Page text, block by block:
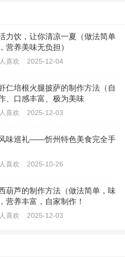
和少许的鸡精，拌匀。
上香油即可。
单，非常适合快节奏的生活
仅美味可口，而且营养丰富。
。
力饮，让你清凉一夏（做法简单
营养美味无负担）
喜欢 2025-12-04
仁培根火腿披萨的制作方法（自
、口感丰富、极为美味
喜欢 2025-12-03
味巡礼——忻州特色美食完全手
喜欢 2025-10-26
葫芦的制作方法（做法简单，味
营养丰富，自家制作！
喜欢 2025-12-03